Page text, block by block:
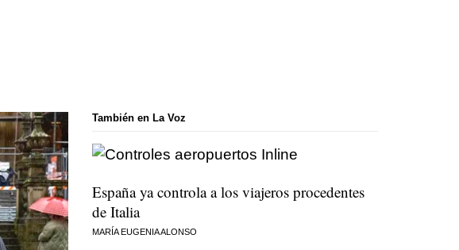
También en La Voz
España ya controla a los viajeros procedentes
de Italia
MARÍA EUGENIA ALONSO